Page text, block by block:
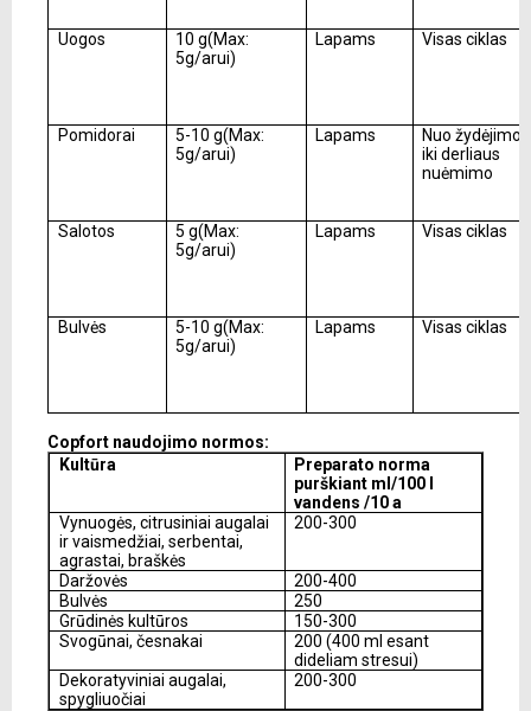
Uogos
10 g(Max:
5g/arui)
Lapams Visas ciklas
Pomidorai
5-10 g(Max:
5g/arui)
Lapams
Nuo žydėjimo
iki derliaus
nuėmimo
Salotos
5 g(Max:
5g/arui)
Lapams Visas ciklas
Bulvės
5-10 g(Max:
5g/arui)
Lapams Visas ciklas
Copfort naudojimo normos:
Kultūra
Preparato norma
purškiant ml/100 l
vandens /10 a
Vynuogės, citrusiniai augalai
ir vaismedžiai, serbentai,
agrastai, braškės
200-300
Daržovės
200-400
Bulvės
250
Grūdinės kultūros
150-300
Svogūnai, česnakai
200 (400 ml esant
dideliam stresui)
Dekoratyviniai augalai,
spygliuočiai
200-300